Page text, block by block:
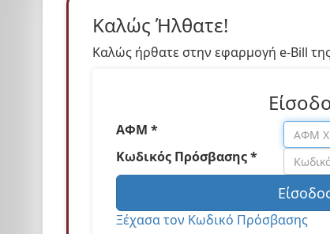
Καλώς Ήλθατε!
Καλώς ήρθατε στην εφαρμογή e-Bill
ΑΦΜ *
Κωδικός Πρόσβασης *
Ξέχασα τον Κωδικό Πρόσβασης